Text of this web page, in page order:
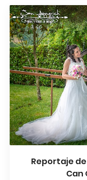
Reportaje
Can